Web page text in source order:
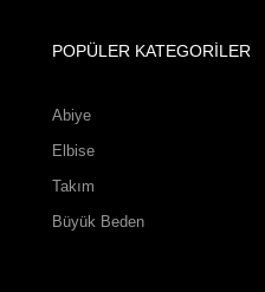
POPÜLER KATEGORİLER
Abiye
Elbise
Takım
Büyük Beden